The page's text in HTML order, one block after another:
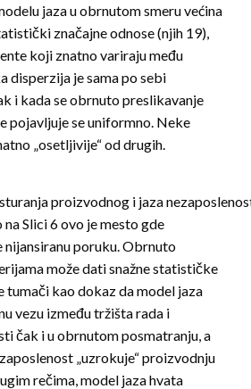
jaza u obrnutom smeru većina
značajne odnose (njih 19),
koji znatno variraju među
disperzija je sama po sebi
i kada se obrnuto preslikavanje
pojavljuje se uniformno. Neke
„osetljivije“ od drugih.
proizvodnog i jaza
Slici 6 ovo je mesto gde
nijansiranu poruku. Obrnuto
može dati snažne statističke
tumači kao dokaz da model jaza
vezu između tržišta rada i
čak i u obrnutom posmatranju, a
„uzrokuje“ proizvodnju
rečima, model jaza hvata